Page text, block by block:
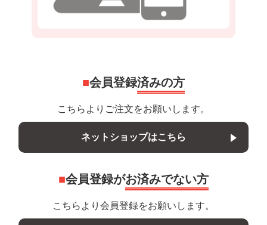
会員登録済みの方
こちらよりご注文をお願いします。
ネットショップはこちら
会員登録がお済みでない方
こちらより会員登録をお願いします。